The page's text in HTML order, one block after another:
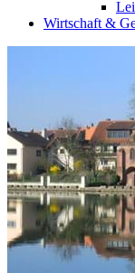
Wirtschaft &